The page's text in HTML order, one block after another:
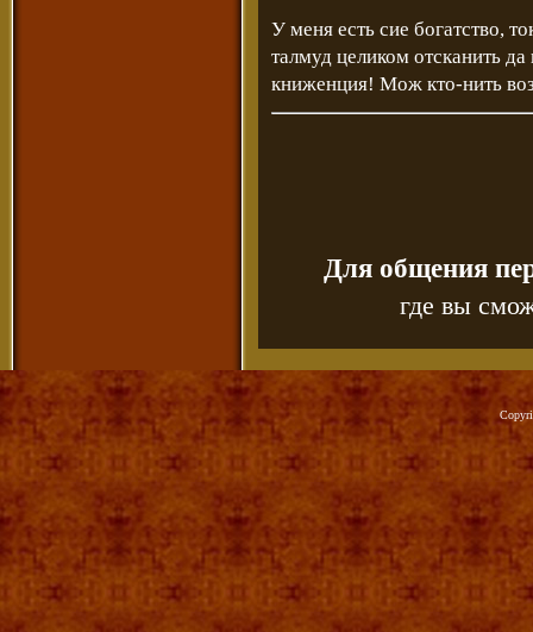
У меня есть сие богатство,
талмуд целиком отсканить
книженция! Мож кто-нить
Для общения
где вы